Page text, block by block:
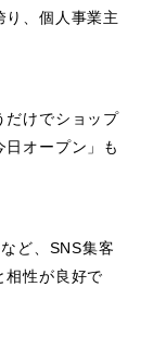
り、個人事業主
だけでショップ
オープン」も
ど、SNS集客
相性が良好で